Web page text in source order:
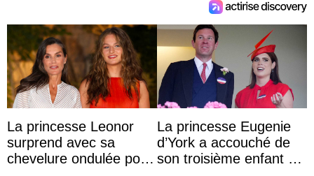
La princesse Leonor
surprend avec sa
chevelure ondulée pour
La princesse Eugenie
d’York a accouché de
son troisième enfant et